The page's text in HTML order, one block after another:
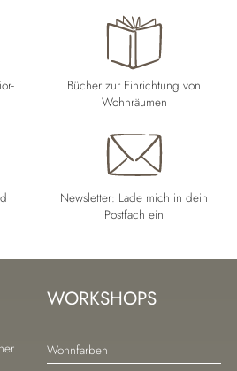
Bücher zur Einrichtung von
Wohnräumen
Newsletter: Lade mich in dein
Postfach ein
WORKSHOPS
Navigation
Wohnfarben